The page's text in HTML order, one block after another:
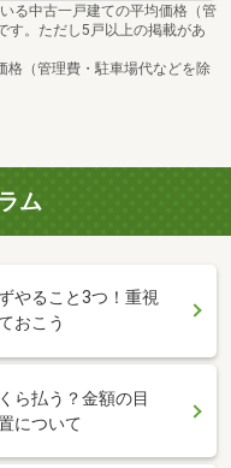
る中古一戸建ての平均価格（管
す。ただし5戸以上の掲載があ
格（管理費・駐車場代などを除
ム
やること3つ！重視
おこう
ら払う？金額の目
について